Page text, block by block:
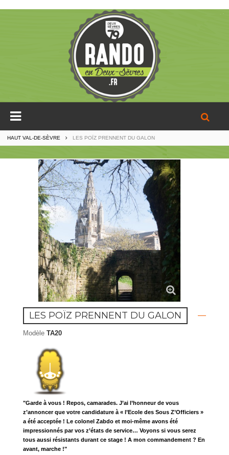
HAUT VAL-DE-SÈVRE LES POÏZ PRENNENT DU GALON
LES POÏZ PRENNENT DU GALON
Modèle TA20
"Garde à vous ! Repos, camarades. J’ai l’honneur de vous
z’annoncer que votre candidature à « l’Ecole des Sous Z’Officiers »
a été acceptée ! Le colonel Zabdo et moi-même avons été
impressionnés par vos z’états de service… Voyons si vous serez
tous aussi résistants durant ce stage ! A mon commandement ? En
avant, marche !"